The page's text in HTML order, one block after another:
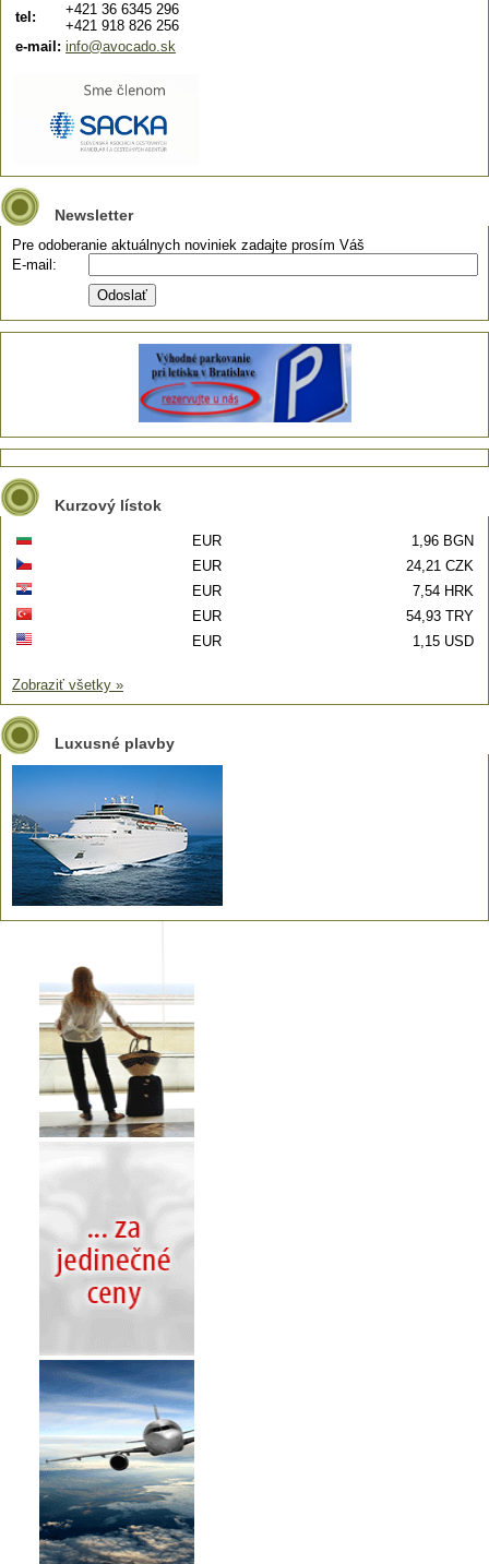
tel:
+421 36 6345 296
+421 918 826 256
e-mail: info@avocado.sk
Newsletter
Pre odoberanie aktuálnych noviniek zadajte prosím Váš
E-mail:
Kurzový lístok
EUR
1,96 BGN
EUR
24,21 CZK
EUR
7,54 HRK
EUR
54,93 TRY
EUR
1,15 USD
Zobraziť všetky »
Luxusné plavby